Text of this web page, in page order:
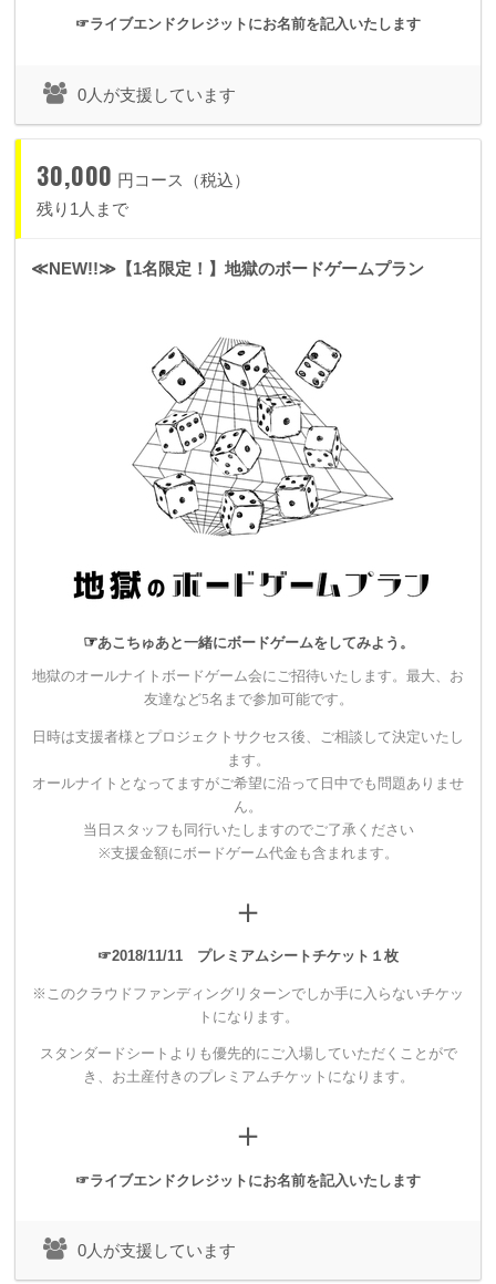
・スタンダードシートチケットよりも早く優先入場のできる
・ライブのエンディングムービーにスペシャルサンクスとして
spoon+史上最大規模でのワンマンシ
ョーへの挑戦☜
wefan をご覧の皆様 はじめまして。spoon+のあこちゅあで
spoon+は「世界を驚きで楽しくする」をテーマに2010年に私
が立ち上げたプロジェクトで、
ライブではプロジェクションマッピングをはじめ、視覚的なギ
ミックを多用し楽曲のもつ世界観を演出してきました。
2018年11月11日。
過去最大規模のワンマンショーを「代
官山UNIT」にて開催いたします！
☞ライブエンドクレジットにお名前を記入いたします
0人が支援しています
30,000 円コース（税込）
残り1人まで
≪NEW!!≫【1名限定！】地獄のボードゲームプラン
☞あこちゅあと一緒にボードゲームをしてみよう。
地獄のオールナイトボードゲーム会にご招待いたします。最大、お
友達など5名まで参加可能です。
日時は支援者様とプロジェクトサクセス後、ご相談して決定いたし
ます。
オールナイトとなってますがご希望に沿って日中でも問題ありませ
ん。
当日スタッフも同行いたしますのでご了承ください
※支援金額にボードゲーム代金も含まれます。
＋
☞2018/11/11 プレミアムシートチケット１枚
※このクラウドファンディングリターンでしか手に入らないチケッ
トになります。
スタンダードシートよりも優先的にご入場していただくことがで
き、 お土産付きのプレミアムチケットになります。
＋
☞ライブエンドクレジットにお名前を記入いたします
0人が支援しています